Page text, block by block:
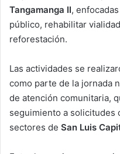
Tangamanga II,
público, rehabilitar
reforestación.
Las actividades se
como parte de la jornada
de atención comunitaria,
seguimiento a solicitudes
sectores de San Luis